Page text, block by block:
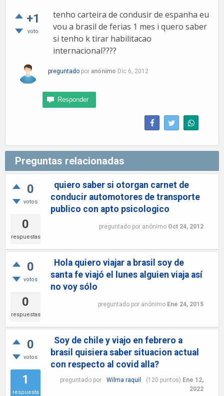
+1
voto
tenho carteira de condusir de espanha eu
vou a brasil de ferias 1 mes i quero saber
si tenho k tirar habilitacao
internacional????
preguntado por anónimo Dic 6, 2012
Preguntas relacionadas
0
votos
0
respuestas
quiero saber si otorgan carnet de
conducir automotores de transporte
publico con apto psicologico
preguntado por anónimo Oct 24, 2012
0
votos
0
respuestas
Hola quiero viajar a brasil soy de
santa fe viajó el lunes alguien viaja así
no voy sólo
preguntado por anónimo Ene 24, 2015
0
votos
1
respuesta
Soy de chile y viajo en febrero a
brasil quisiera saber situacion actual
con respecto al covid alla?
preguntado por Wilma raquil (120 puntos) Ene 12,
2022